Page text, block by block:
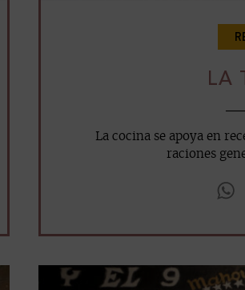
LA
La cocina se apoya en
raciones